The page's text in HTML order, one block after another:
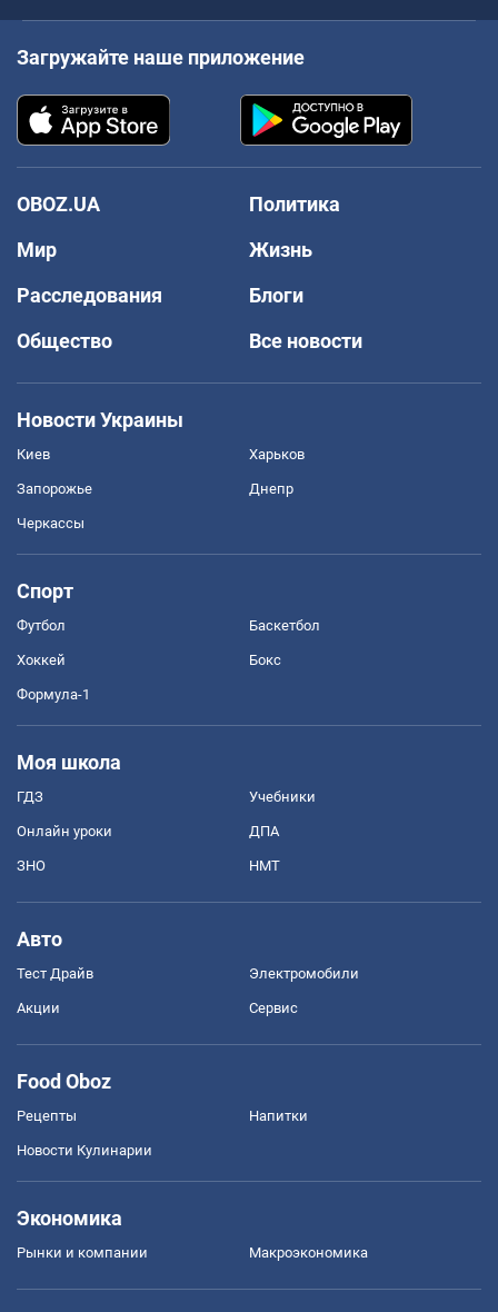
Загружайте наше приложение
OBOZ.UA
Политика
Мир
Жизнь
Расследования
Блоги
Общество
Все новости
Новости Украины
Киев Харьков
Запорожье Днепр
Черкассы
Спорт
Футбол Баскетбол
Хоккей Бокс
Формула-1
Моя школа
ГДЗ Учебники
Онлайн уроки ДПА
ЗНО НМТ
Авто
Тест Драйв Электромобили
Акции Сервис
Food Oboz
Рецепты Напитки
Новости Кулинарии
Экономика
Рынки и компании Mакроэкономика